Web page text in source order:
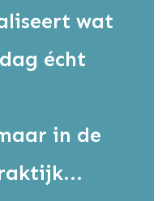
wat
écht
in de